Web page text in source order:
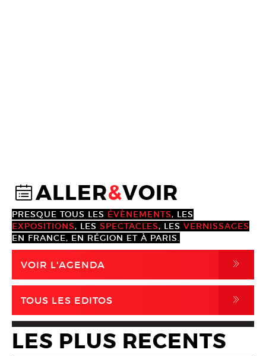
@ALLER&VOIR
PRESQUE TOUS LES ÉVÈNEMENTS, LES
EXPOSITIONS, LES SPECTACLES, LES VERNISSAGES
EN FRANCE, EN RÉGION ET À PARIS.
VOIR L'AGENDA ,
TOUS LES EDITOS ,
LES PLUS RECENTS